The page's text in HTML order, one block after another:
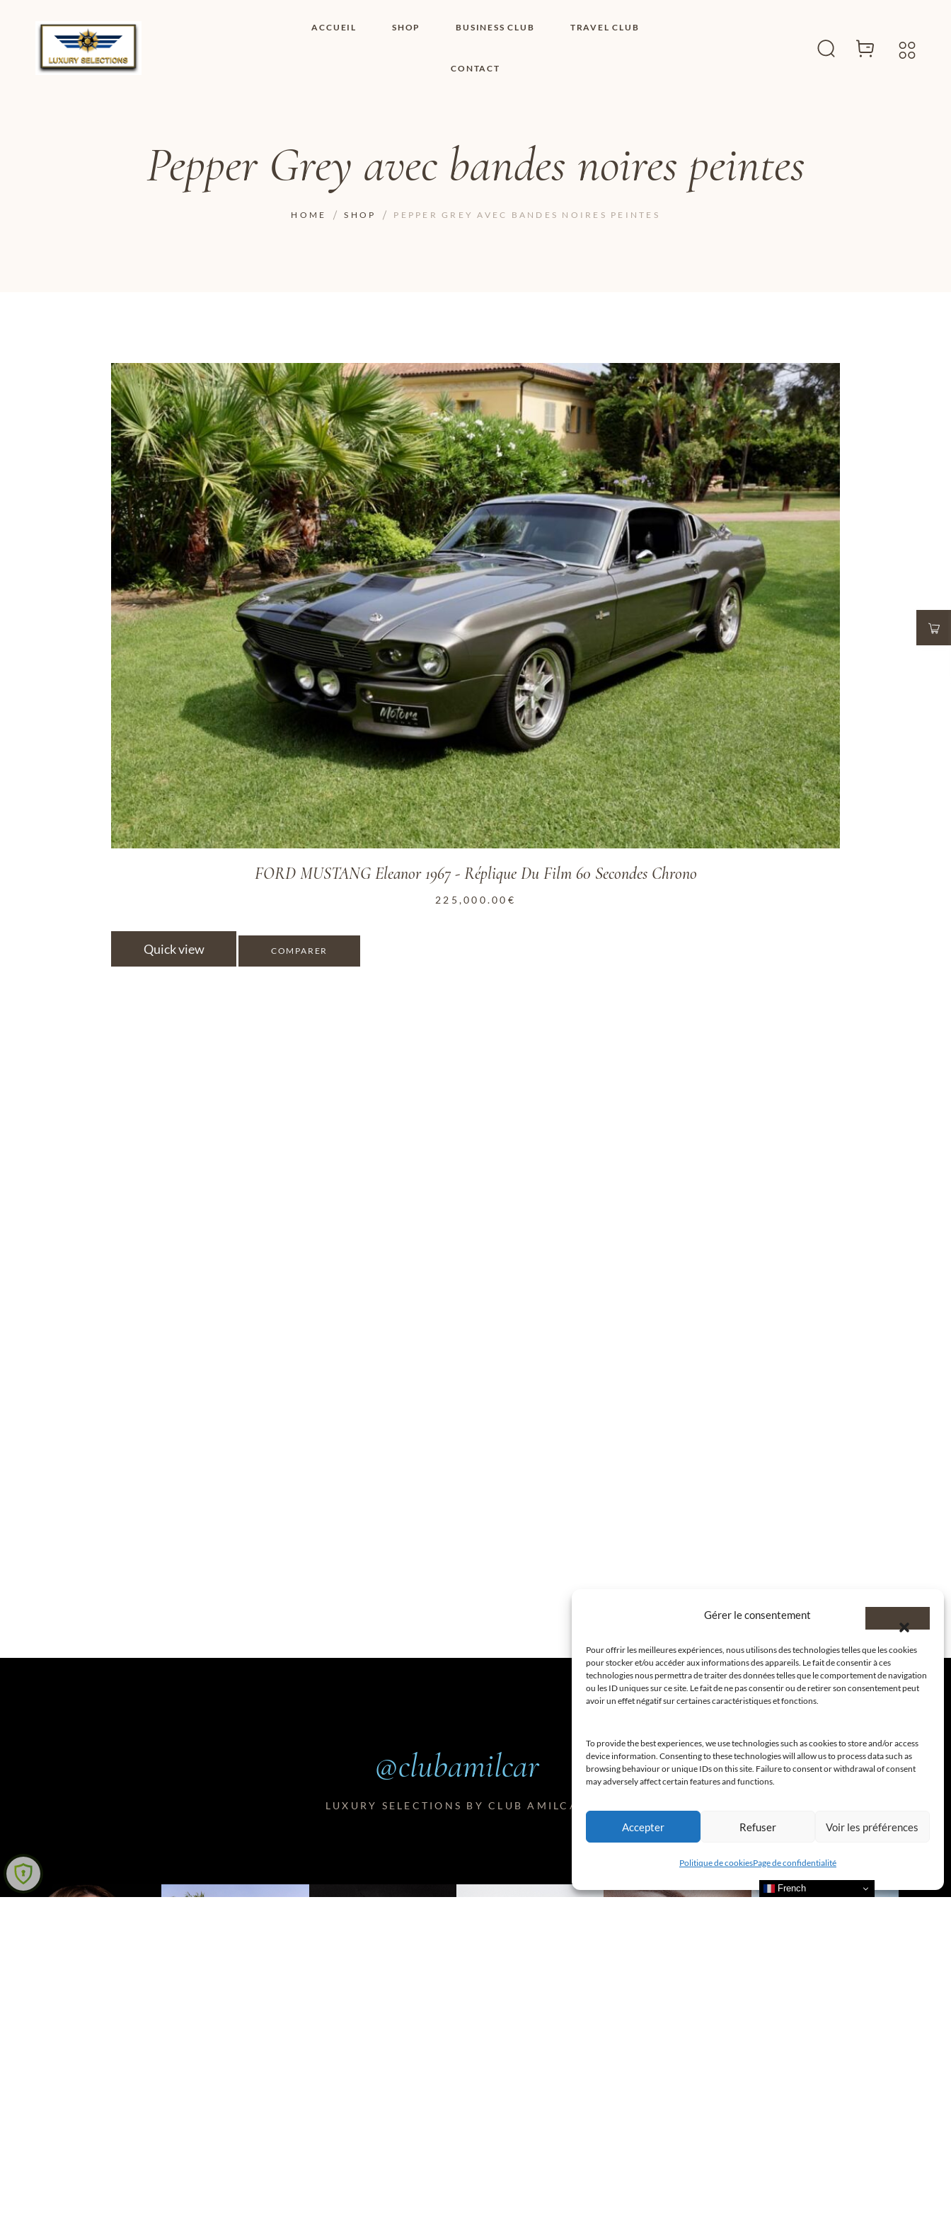
Gérer le consentement
Pour offrir les meilleures expériences, nous utilisons des technologies telles que les cookies
pour stocker et/ou accéder aux informations des appareils. Le fait de consentir à ces
technologies nous permettra de traiter des données telles que le comportement de navigation
ou les ID uniques sur ce site. Le fait de ne pas consentir ou de retirer son consentement peut
avoir un effet négatif sur certaines caractéristiques et fonctions.
To provide the best experiences, we use technologies such as cookies to store and/or access
device information. Consenting to these technologies will allow us to process data such as
browsing behaviour or unique IDs on this site. Failure to consent or withdrawal of consent
may adversely affect certain features and functions.
Accepter Refuser Voir les préférences
Politique de cookiesPage de confidentialité
ACCUEIL SHOP
SHOP I BOUTIQUE
BUSINESS CLUB TRAVEL CLUB
CONTACT
CONDITIONS
GÉNÉRALES
Pepper Grey avec bandes noires peintes
HOME SHOP PEPPER GREY AVEC BANDES NOIRES PEINTES
ADD TO WISHLIST
FORD MUSTANG Eleanor 1967 - Réplique Du Film 60 Secondes Chrono
225,000.00 €
Quick view COMPARER
@clubamilcar
LUXURY SELECTIONS BY CLUB AMILCAR
French